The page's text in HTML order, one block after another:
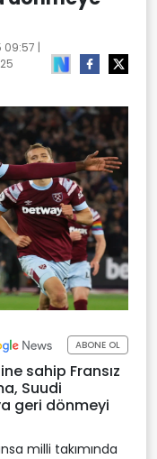
09:57 |
ABONE OL
sahip Fransız
Suudi
geri dönmeyi
milli takımında